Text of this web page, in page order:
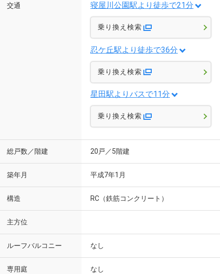
交通 寝屋川公園駅より徒歩で21分
乗り換え検索
忍ケ丘駅より徒歩で36分
乗り換え検索
星田駅よりバスで11分
乗り換え検索
総戸数／階建 20戸／5階建
築年月 平成7年1月
構造 RC（鉄筋コンクリート）
主方位
ルーフバルコニー なし
専用庭 なし